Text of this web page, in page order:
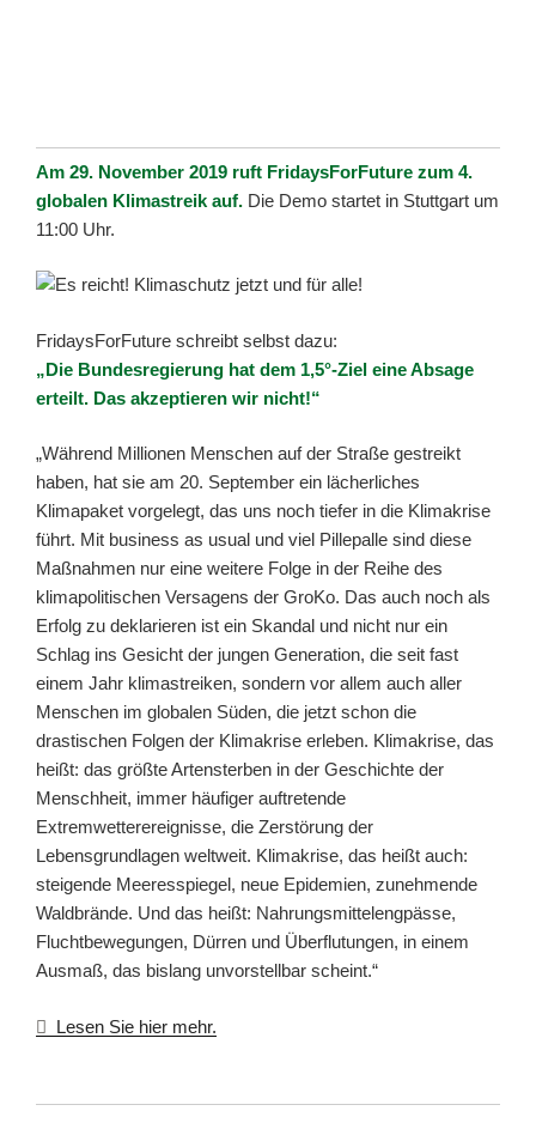
Am 29. November 2019 ruft FridaysForFuture zum 4.
globalen Klimastreik auf. Die Demo startet in Stuttgart um
11:00 Uhr.
FridaysForFuture schreibt selbst dazu:
„Die Bundesregierung hat dem 1,5°-Ziel eine Absage
erteilt. Das akzeptieren wir nicht!“
„Während Millionen Menschen auf der Straße gestreikt
haben, hat sie am 20. September ein lächerliches
Klimapaket vorgelegt, das uns noch tiefer in die Klimakrise
führt. Mit business as usual und viel Pillepalle sind diese
Maßnahmen nur eine weitere Folge in der Reihe des
klimapolitischen Versagens der GroKo. Das auch noch als
Erfolg zu deklarieren ist ein Skandal und nicht nur ein
Schlag ins Gesicht der jungen Generation, die seit fast
einem Jahr klimastreiken, sondern vor allem auch aller
Menschen im globalen Süden, die jetzt schon die
drastischen Folgen der Klimakrise erleben. Klimakrise, das
heißt: das größte Artensterben in der Geschichte der
Menschheit, immer häufiger auftretende
Extremwetterereignisse, die Zerstörung der
Lebensgrundlagen weltweit. Klimakrise, das heißt auch:
steigende Meeresspiegel, neue Epidemien, zunehmende
Waldbrände. Und das heißt: Nahrungsmittelengpässe,
Fluchtbewegungen, Dürren und Überflutungen, in einem
Ausmaß, das bislang unvorstellbar scheint.“
Lesen Sie hier mehr.